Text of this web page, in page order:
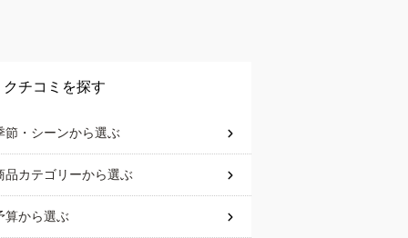
クチコミを探す
節・シーンから選ぶ
品カテゴリーから選ぶ
算から選ぶ